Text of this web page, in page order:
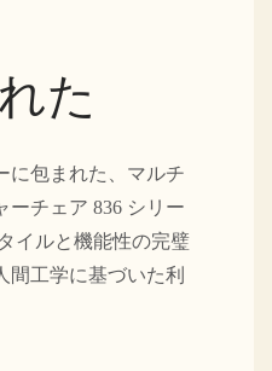
た
に包まれた、マルチ
チェア 836 シリー
イルと機能性の完璧
間工学に基づいた利